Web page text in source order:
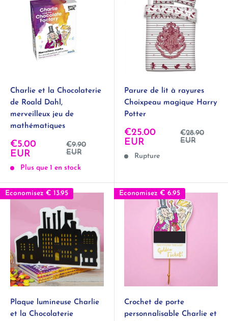
Charlie et la Chocolaterie
de Roald Dahl,
merveilleux jeu de
mathématiques
Prix
réduit
€5.00
EUR
Prix
normal
€9.90
EUR
Plus que 1 en stock
Parure de lit à rayures
Choixpeau magique Harry
Potter
Prix
réduit
€25.00
EUR
Prix
normal
€28.90
EUR
Rupture
Economisez € 13.95
Plaque lumineuse Charlie
et la Chocolaterie
Economisez € 6.95
Crochet de porte
personnalisable Charlie et